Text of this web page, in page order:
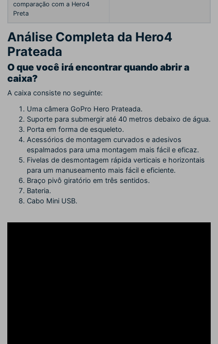
comparação com a Hero4
Preta
Análise Completa da Hero4
Prateada
O que você irá encontrar quando abrir a
caixa?
A caixa consiste no seguinte:
Uma câmera GoPro Hero Prateada.
Suporte para submergir até 40 metros debaixo de água.
Porta em forma de esqueleto.
Acessórios de montagem curvados e adesivos
espalmados para uma montagem mais fácil e eficaz.
Fivelas de desmontagem rápida verticais e horizontais
para um manuseamento mais fácil e eficiente.
Braço pivô giratório em três sentidos.
Bateria.
Cabo Mini USB.